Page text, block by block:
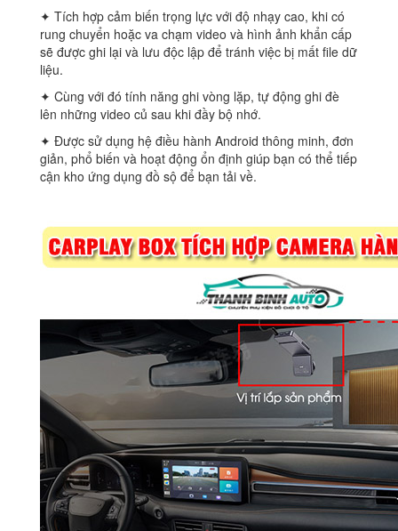
✦ Tích hợp cảm biến trọng lực với độ nhạy cao, khi có
rung chuyển hoặc va chạm video và hình ảnh khẩn cấp
sẽ được ghi lại và lưu độc lập để tránh việc bị mất file dữ
liệu.
✦ Cùng với đó tính năng ghi vòng lặp, tự động ghi đè
lên những video củ sau khi đầy bộ nhớ.
✦ Được sử dụng hệ điều hành Android thông minh, đơn
giản, phổ biến và hoạt động ổn định giúp bạn có thể tiếp
cận kho ứng dụng đồ sộ để bạn tải về.